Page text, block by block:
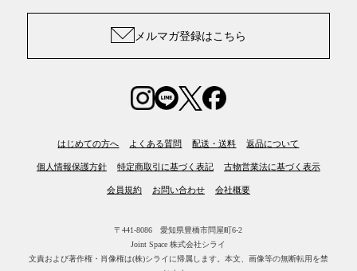
メルマガ登録はこちら
はじめての方へ よくある質問 配送・送料 返品について
個人情報保護方針 特定商取引に基づく表記 古物営業法に基づく表示
会員規約 お問い合わせ 会社概要
〒441-8086 愛知県豊橋市問屋町6-2
Joint Space 株式会社シライ
文責および著作権・肖像権は(株)シライに帰属します。 本文、画像等の無断転用を禁